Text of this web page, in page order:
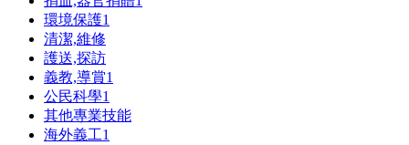
環境保護1
清潔,維修
護送,探訪
義教,導賞1
公民科學1
其他專業技能
海外義工1